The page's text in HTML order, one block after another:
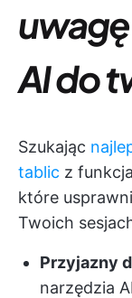
AI do
Szukając
tablic z
które
Twoich
Przyjazny
narzędzia